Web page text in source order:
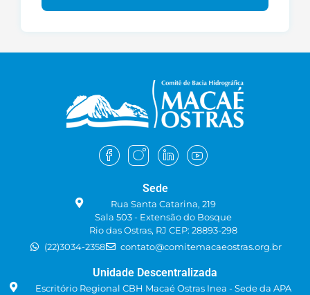
extraordinária e informou que, ao
final da CTLAZOC, foi sugerida a
convocação de uma nova
extraordinária, logo em seguida da
plenária do regimento. A Sra. Maria
Inês concordou e solicitou que
apreciação do texto da resolução
que dispõe sobre a ajuda de custo
e reembolso aos membros do
comitê.
havia a presença do poder público
e da sociedade civil, mas ainda
Sede
Rua Santa Catarina, 219
Sala 503 - Extensão do Bosque
Rio das Ostras, RJ CEP: 28893-298
(22)3034-2358
contato@comitemacaeostras.org.br
Unidade Descentralizada
Escritório Regional CBH Macaé Ostras Inea - Sede da APA